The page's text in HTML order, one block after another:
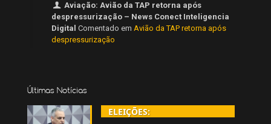
Aviação: Avião da TAP retorna após
despressurização – News Conect Inteligencia
Digital Comentado em Avião da TAP retorna após
despressurização
Últimas Notícias
ELEIÇÕES: